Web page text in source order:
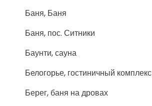
Баня, Баня
Баня, пос. Ситники
Баунти, сауна
Белогорье, гостиничный комплекс
Берег, баня на дровах